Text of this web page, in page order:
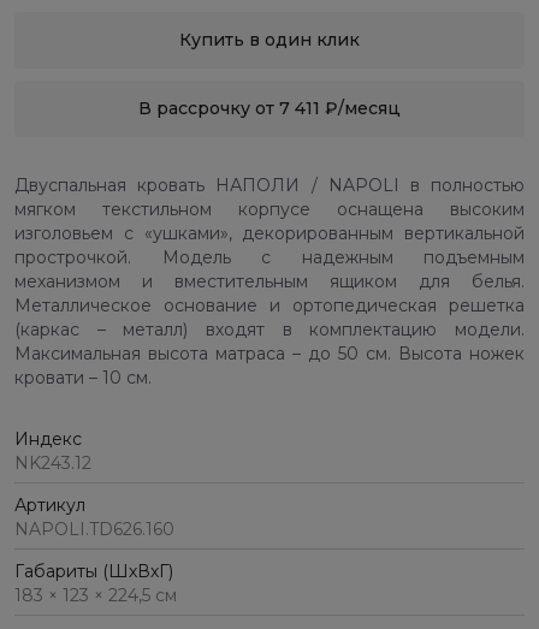
Купить в один клик
В рассрочку от 7 411 ₽/месяц
Двуспальная кровать НАПОЛИ / NAPOLI в полностью
мягком текстильном корпусе оснащена высоким
изголовьем с «ушками», декорированным вертикальной
прострочкой. Модель с надежным подъемным
механизмом и вместительным ящиком для белья.
Металлическое основание и ортопедическая решетка
(каркас – металл) входят в комплектацию модели.
Максимальная высота матраса – до 50 см. Высота ножек
кровати – 10 см.
Индекс
NK243.12
Артикул
NAPOLI.TD626.160
Габариты (ШхВхГ)
183 × 123 × 224,5 см